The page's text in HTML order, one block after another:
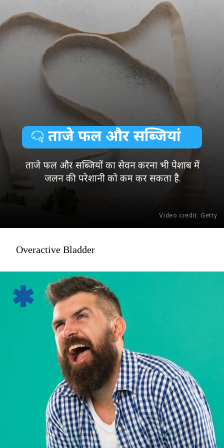
ताजे फल और सब्जियां
ताजे फल और सब्जियों का सेवन करना भी पेशाब में
जलन की परेशानी को कम कर सकता है.
Video credit: Getty
Overactive Bladder